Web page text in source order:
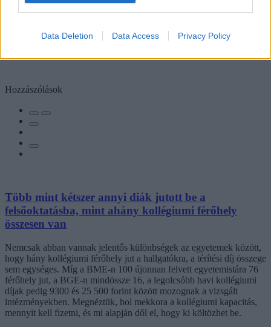
Data Deletion Data Access Privacy Policy
Hozzászólások
Több mint kétszer annyi diák jutott be a
felsőoktatásba, mint ahány kollégiumi férőhely
összesen van
Nemcsak abban vannak jelentős különbségek az egyetemek között,
hogy hány kollégiumi férőhely jut a hallgatókra, a térítési díj összege
sem egységes. Míg a BME-n 100 újonnan felvett egyetemistára 76
férőhely jut, a BGE-n mindössze 16, a legolcsóbb havi kollégiumi
díjak pedig 9300 és 25 500 forint között mozognak a vizsgált
intézményekben. Megnéztük, hol mekkora a kollégiumi kapacitás,
mennyit kell fizetni, és mi alapján dől el, hogy ki költözhet be.